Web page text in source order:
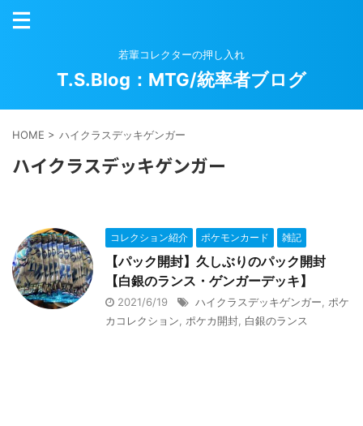
若輩コレクターの押し入れ
T.S.Blog：MTG/統率者ブログ
HOME > ハイクラスデッキゲンガー
ハイクラスデッキゲンガー
コレクション紹介 ポケモンカード 雑記
【パック開封】久しぶりのパック開封
【白銀のランス・ゲンガーデッキ】
2021/6/19 ハイクラスデッキゲンガー
ポケ
カコレクション
ポケカ開封 白銀のランス